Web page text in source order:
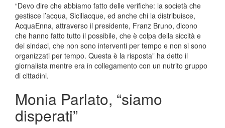
“Devo dire che abbiamo fatto delle verifiche: la società che
gestisce l’acqua, Siciliacque, ed anche chi la distribuisce,
AcquaEnna, attraverso il presidente, Franz Bruno, dicono
che hanno fatto tutto il possibile, che è colpa della siccità e
dei sindaci, che non sono interventi per tempo e non si sono
organizzati per tempo. Questa è la risposta” ha detto il
giornalista mentre era in collegamento con un nutrito gruppo
di cittadini.
Monia Parlato, “siamo
disperati”